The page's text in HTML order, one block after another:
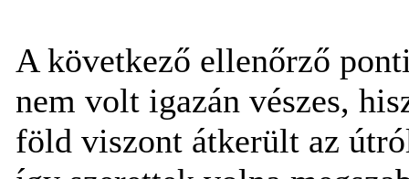
A következő ellenőrző
nem volt igazán vészes,
föld viszont átkerült az